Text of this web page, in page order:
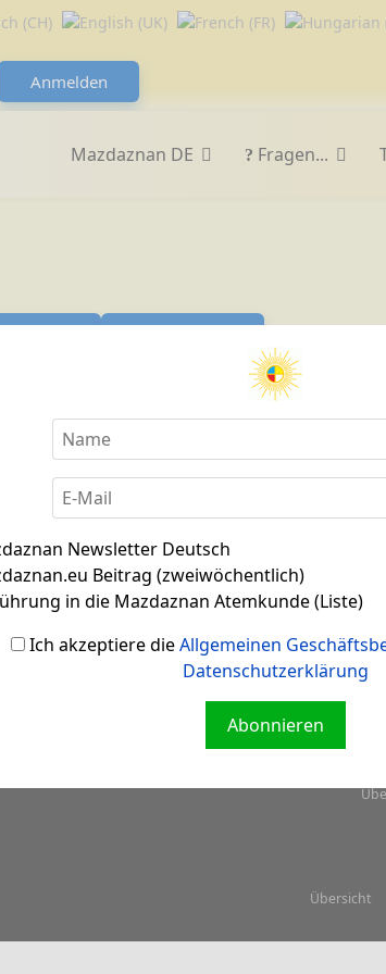
Newsletter Deutsch
Beitrag (zweiwöchentlich)
in die Mazdaznan Atemkunde (Liste)
Ich akzeptiere dieAllgemeinen
Datenschutzerklärung
Abonnieren
Anmelden
Mazdaznan DE Fragen...
des Getreides, der dem Menschen bei
Krankheiten bis hin
Mazdaznan.eu
Übersicht